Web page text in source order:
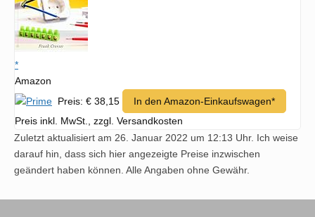
*
Amazon
Preis: € 38,15
In den Amazon-Einkaufswagen*
Preis inkl. MwSt., zzgl. Versandkosten
Zuletzt aktualisiert am 26. Januar 2022 um 12:13 Uhr. Ich weise
darauf hin, dass sich hier angezeigte Preise inzwischen
geändert haben können. Alle Angaben ohne Gewähr.